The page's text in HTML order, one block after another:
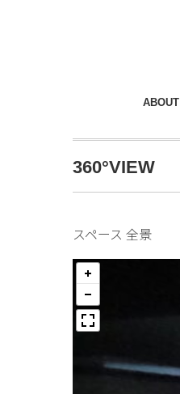
ABOUT
360°VIEW
スペース 全景